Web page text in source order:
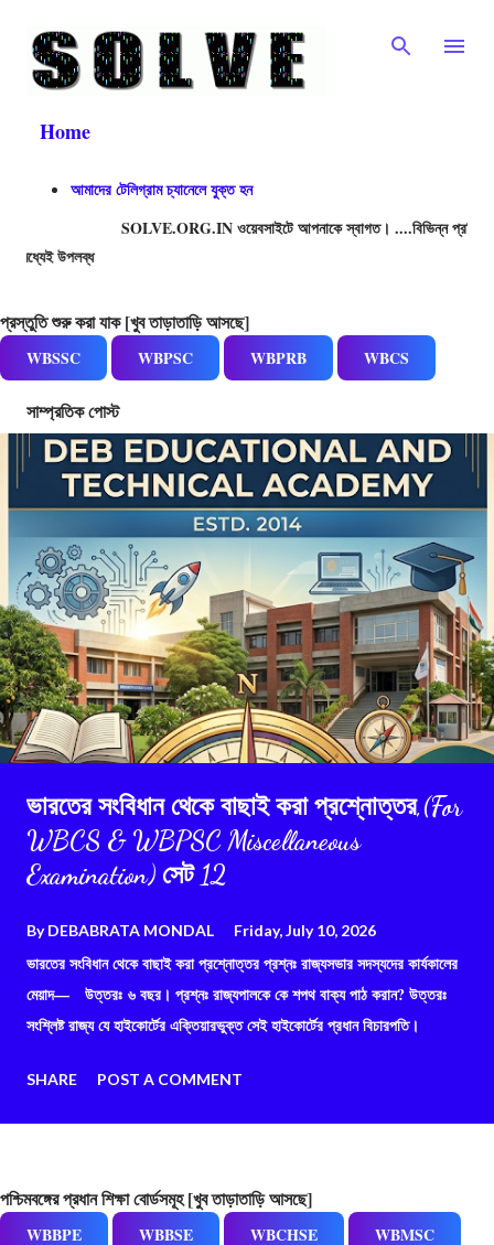
Skip to main content
Home
আমাদের টেলিগ্রাম চ্যানেলে যুক্ত হন
SOLVE.ORG.IN ওয়েবসাইটে আপনাকে স্বাগত। ....বিভিন্ন প্রতিযোগিতামূলক
প্রস্তুতি শুরু করা যাক [খুব তাড়াতাড়ি আসছে]
WBSSC WBPSC WBPRB WBCS
সাম্প্রতিক পোস্ট
ভারতের সংবিধান থেকে বাছাই করা প্রশ্নোত্তর,(For
WBCS & WBPSC Miscellaneous
Examination) সেট 12
ByDEBABRATA MONDAL Friday, July 10, 2026
ভারতের সংবিধান থেকে বাছাই করা প্রশ্নোত্তর প্রশ্নঃ রাজ্যসভার সদস্যদের কার্যকালের
মেয়াদ— উত্তরঃ ৬ বছর। প্রশ্নঃ রাজ্যপালকে কে শপথ বাক্য পাঠ করান? উত্তরঃ
সংশ্লিষ্ট রাজ্য যে হাইকোর্টের এক্তিয়ারভুক্ত সেই হাইকোর্টের প্রধান বিচারপতি।
SHARE POST A COMMENT
পশ্চিমবঙ্গের প্রধান শিক্ষা বোর্ডসমূহ [খুব তাড়াতাড়ি আসছে]
WBBPE WBBSE WBCHSE WBMSC